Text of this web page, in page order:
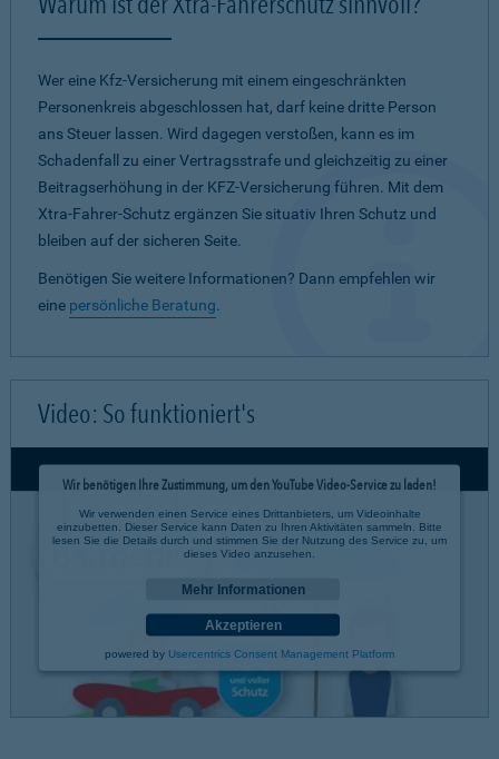
Wer eine Kfz-Versicherung mit einem eingeschränkten
Personenkreis abgeschlossen hat, darf keine dritte Person
ans Steuer lassen. Wird dagegen verstoßen, kann es im
Schadenfall zu einer Vertragsstrafe und gleichzeitig zu einer
Beitragserhöhung in der KFZ-Versicherung führen. Mit dem
Xtra-Fahrer-Schutz ergänzen Sie situativ Ihren Schutz und
bleiben auf der sicheren Seite.
Benötigen Sie weitere Informationen? Dann empfehlen wir
eine persönliche Beratung.
Video: So funktioniert's
Wir benötigen Ihre Zustimmung, um den YouTube Video-Service zu laden!
Wir verwenden einen Service eines Drittanbieters, um Videoinhalte
einzubetten. Dieser Service kann Daten zu Ihren Aktivitäten sammeln. Bitte
lesen Sie die Details durch und stimmen Sie der Nutzung des Service zu, um
dieses Video anzusehen.
Mehr Informationen
Akzeptieren
powered by Usercentrics Consent Management Platform